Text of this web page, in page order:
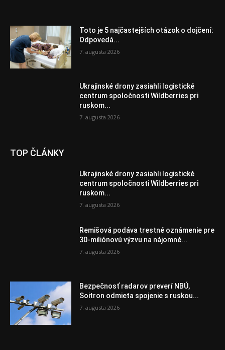
Toto je 5 najčastejších otázok o dojčení:
Odpovedá...
7. augusta 2026
Ukrajinské drony zasiahli logistické
centrum spoločnosti Wildberries pri
ruskom...
7. augusta 2026
TOP ČLÁNKY
Ukrajinské drony zasiahli logistické
centrum spoločnosti Wildberries pri
ruskom...
7. augusta 2026
Remišová podáva trestné oznámenie pre
30-miliónovú výzvu na nájomné...
7. augusta 2026
Bezpečnosť radarov preverí NBÚ,
Soitron odmieta spojenie s ruskou...
7. augusta 2026